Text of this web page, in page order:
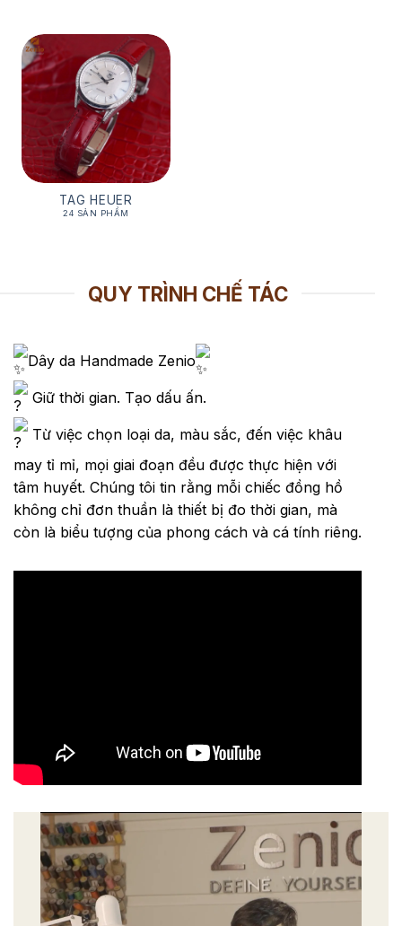
TAG HEUER
24 SẢN PHẨM
QUY TRÌNH CHẾ TÁC
Dây da Handmade Zenio
Giữ thời gian. Tạo dấu ấn.
Từ việc chọn loại da, màu sắc, đến việc khâu
may tỉ mỉ, mọi giai đoạn đều được thực hiện với
tâm huyết. Chúng tôi tin rằng mỗi chiếc đồng hồ
không chỉ đơn thuần là thiết bị đo thời gian, mà
còn là biểu tượng của phong cách và cá tính riêng.